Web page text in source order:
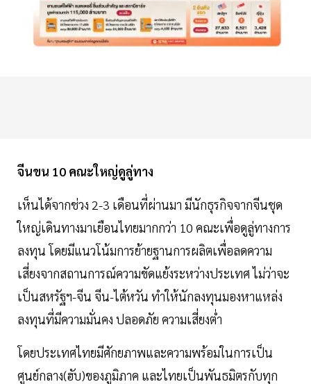
จีนขน 10 คณะใหญ่ดูลู่ทาง
เห็นได้จากช่วง 2-3 เดือนที่ผ่านมา มีนักธุรกิจจากจีนชุด
ใหญ่เดินทางมาเยือนไทยมากกว่า 10 คณะเพื่อดูลู่ทางการ
ลงทุน โดยมีแนวโน้มการย้ายฐานการผลิตเพื่อลดความ
เสี่ยงจากสถานการณ์ความขัดแย้งระหว่างประเทศ ไม่ว่าจะ
เป็นสหรัฐฯ-จีน จีน-ไต้หวัน ทำให้นักลงทุนมองหาแหล่ง
ลงทุนที่มีความมั่นคง ปลอดภัย ความเสี่ยงต่ำ
โดยประเทศไทยมีศักยภาพและความพร้อมในการเป็น
ศูนย์กลาง(ฮับ)ของภูมิภาค และไทยเป็นพันธมิตรกับทุก